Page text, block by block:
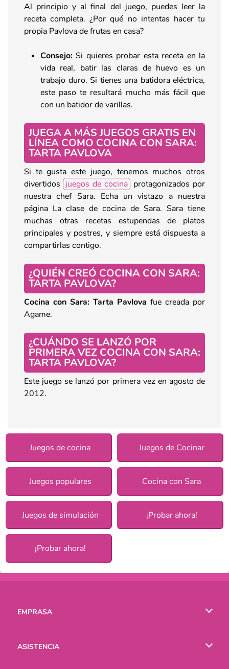
Al principio y al final del juego, puedes leer la
receta completa. ¿Por qué no intentas hacer tu
propia Pavlova de frutas en casa?
Consejo: Si quieres probar esta receta en la
vida real, batir las claras de huevo es un
trabajo duro. Si tienes una batidora eléctrica,
este paso te resultará mucho más fácil que
con un batidor de varillas.
JUEGA A MÁS JUEGOS GRATIS EN
LÍNEA COMO COCINA CON SARA:
TARTA PAVLOVA
Si te gusta este juego, tenemos muchos otros
divertidos juegos de cocina protagonizados por
nuestra chef Sara. Echa un vistazo a nuestra
página La clase de cocina de Sara. Sara tiene
muchas otras recetas estupendas de platos
principales y postres, y siempre está dispuesta a
compartirlas contigo.
¿QUIÉN CREÓ COCINA CON SARA:
TARTA PAVLOVA?
Cocina con Sara: Tarta Pavlova fue creada por
Agame.
¿CUÁNDO SE LANZÓ POR
PRIMERA VEZ COCINA CON SARA:
TARTA PAVLOVA?
Este juego se lanzó por primera vez en agosto de
2012.
Juegos de cocina Juegos de Cocinar
Juegos populares Cocina con Sara
Juegos de simulación ¡Probar ahora!
¡Probar ahora!
EMPRASA
ASISTENCIA